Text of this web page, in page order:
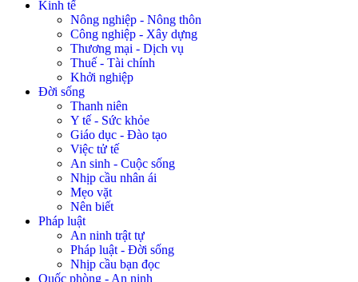
Kinh tế
Nông nghiệp - Nông thôn
Công nghiệp - Xây dựng
Thương mại - Dịch vụ
Thuế - Tài chính
Khởi nghiệp
Đời sống
Thanh niên
Y tế - Sức khỏe
Giáo dục - Đào tạo
Việc tử tế
An sinh - Cuộc sống
Nhịp cầu nhân ái
Mẹo vặt
Nên biết
Pháp luật
An ninh trật tự
Pháp luật - Đời sống
Nhịp cầu bạn đọc
Quốc phòng - An ninh